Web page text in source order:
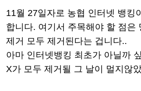
11월 27일자로 농협 인터넷 뱅킹
합니다. 여기서 주목해야 할 점은
제거 모두 제거된다는 겁니다..
아마 인터넷뱅킹 최초가 아닐까
X가 모두 제거될 그 날이 멀지않